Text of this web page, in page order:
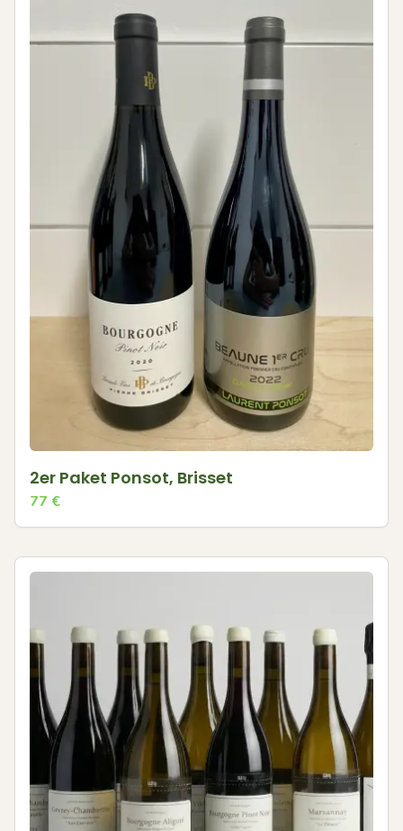
2er Paket Ponsot, Brisset
77 €